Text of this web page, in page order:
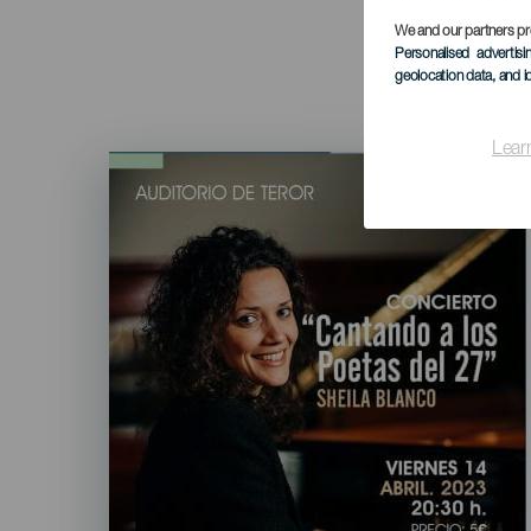
We and our partners
Personalised
geolocation data, and
Imagen